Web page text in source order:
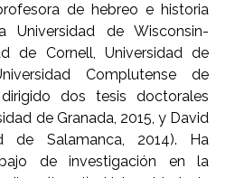
de hebreo e historia
de Wisconsin-
de Cornell, Universidad de
Complutense de
dos tesis doctorales
de Granada, 2015, y David
de Salamanca, 2014). Ha
de investigación en la